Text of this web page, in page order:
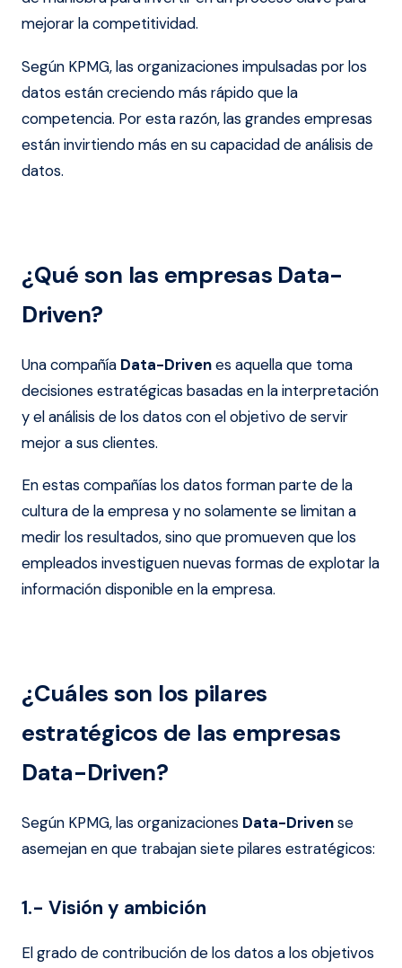
mejorar la competitividad.
Según KPMG, las organizaciones impulsadas por los
datos están creciendo más rápido que la
competencia. Por esta razón, las grandes empresas
están invirtiendo más en su capacidad de análisis de
datos.
¿Qué son las empresas Data-
Driven?
Una compañía Data-Drivenes aquella que toma
decisiones estratégicas basadas en la interpretación
y el análisis de los datos con el objetivo de servir
mejor a sus clientes.
En estas compañías los datos forman parte de la
cultura de la empresa y no solamente se limitan a
medir los resultados, sino que promueven que los
empleados investiguen nuevas formas de explotar la
información disponible en la empresa.
¿Cuáles son los pilares
estratégicos de las empresas
Data-Driven?
Según KPMG, las organizaciones Data-Drivense
asemejan en que trabajan siete pilares estratégicos:
1.- Visión y ambición
El grado de contribución de los datos a los objetivos